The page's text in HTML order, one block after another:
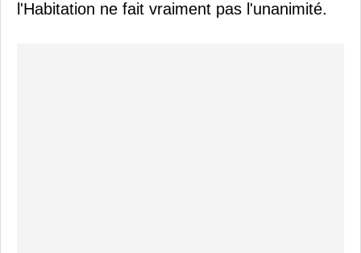
l'Habitation ne fait vraiment pas l'unanimité.